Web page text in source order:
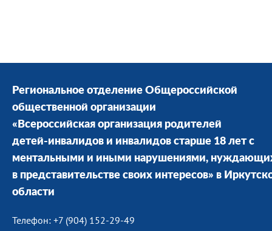
Региональное отделение Общероссийской
общественной организации
«Всероссийская организация родителей
детей-инвалидов и инвалидов старше 18 лет с
ментальными и иными нарушениями,
в представительстве своих интересов» в
области
Телефон: +7 (904) 152-29-49